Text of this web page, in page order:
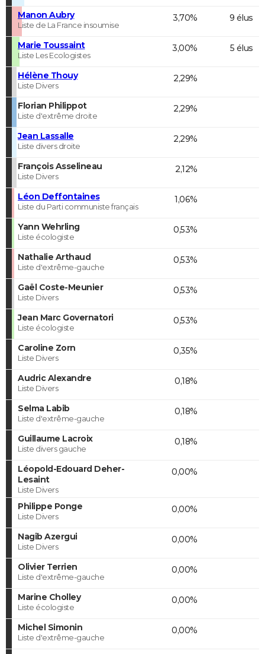
Manon Aubry
Liste de La France insoumise
3,70% 9 élus
Marie Toussaint
Liste Les Ecologistes
3,00% 5 élus
Hélène Thouy
Liste Divers
2,29%
Florian Philippot
Liste d'extrême droite
2,29%
Jean Lassalle
Liste divers droite
2,29%
François Asselineau
Liste Divers
2,12%
Léon Deffontaines
Liste du Parti communiste français
1,06%
Yann Wehrling
Liste écologiste
0,53%
Nathalie Arthaud
Liste d'extrême-gauche
0,53%
Gaël Coste-Meunier
Liste Divers
0,53%
Jean Marc Governatori
Liste écologiste
0,53%
Caroline Zorn
Liste Divers
0,35%
Audric Alexandre
Liste Divers
0,18%
Selma Labib
Liste d'extrême-gauche
0,18%
Guillaume Lacroix
Liste divers gauche
0,18%
Léopold-Edouard Deher-
Lesaint
Liste Divers
0,00%
Philippe Ponge
Liste Divers
0,00%
Nagib Azergui
Liste Divers
0,00%
Olivier Terrien
Liste d'extrême-gauche
0,00%
Marine Cholley
Liste écologiste
0,00%
Michel Simonin
Liste d'extrême-gauche
0,00%